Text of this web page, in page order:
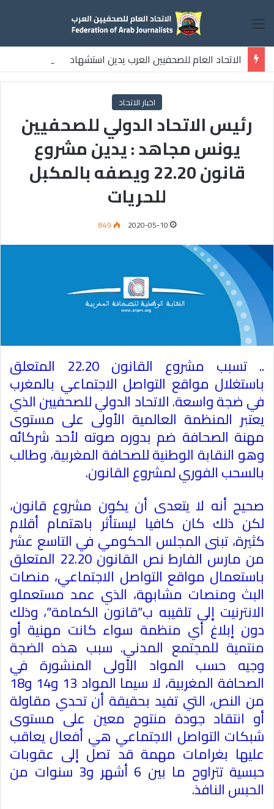
القائمة
الاتحاد العام للصحفيين العرب يدين استشهاد
ثلاثة صحفيين فلسطينيين باستهداف إسرائيلي وسط قطاع غزة
اخبار الاتحاد
رئيس الاتحاد الدولي للصحفيين
يونس مجاهد : يدين مشروع
قانون 22.20 ويصفه بالمكبل
للحريات
2020-05-10
849
.. تسبب مشروع القانون 22.20 المتعلق
باستغلال مواقع التواصل الاجتماعي بالمغرب
في ضجة واسعة. الاتحاد الدولي للصحفيين الذي
يعتبر المنظمة العالمية الأولى على مستوى
مهنة الصحافة ضم بدوره صوته لأحد شركائه
وهو النقابة الوطنية للصحافة المغربية، وطالب
بالسحب الفوري لمشروع القانون.
صحيح أنه لا يتعدى أن يكون مشروع قانون،
لكن ذلك كان كافيا ليستأثر باهتمام أقلام
كثيرة، تبنى المجلس الحكومي في التاسع عشر
من مارس الفارط نص القانون 22.20 المتعلق
باستعمال مواقع التواصل الاجتماعي، منصات
البث ومنصات مشابهة، الذي عمد مستعملو
الانترنيت إلى تلقيبه ب”قانون الكمامة”، وذلك
دون إبلاغ أي منظمة سواء كانت مهنية أو
منتمية للمجتمع المدني. سبب هذه الضجة
وجيه حسب المواد الأولى المنشورة في
الصحافة المغربية، لا سيما المواد 13 و14 و18
من النص، التي تفيد بحقيقة أن تحدي مقاولة
أو انتقاد جودة منتوج معين على مستوى
شبكات التواصل الاجتماعي هي أفعال يعاقب
عليها بغرامات مهمة قد تصل إلى عقوبات
حبسية تتراوح ما بين 6 أشهر و3 سنوات من
الحبس النافذ.